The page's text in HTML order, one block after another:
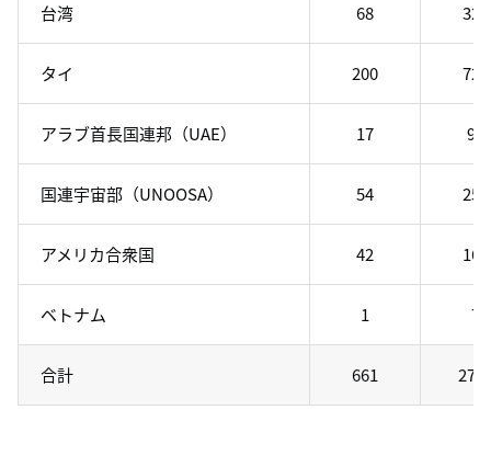
台湾 68 322
タイ 200 724
アラブ首長国連邦（UAE） 17 94
国連宇宙部（UNOOSA） 54 254
アメリカ合衆国 42 160
ベトナム 1 7
合計 661